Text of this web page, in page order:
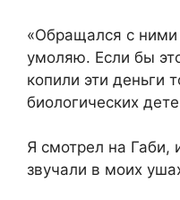
«Обращался с ними
умоляю. Если бы
копили эти деньги
биологических
Я смотрел на Габи,
звучали в моих